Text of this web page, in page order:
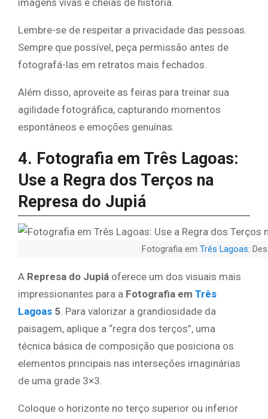
imagens vivas e cheias de história.
Lembre-se de respeitar a privacidade das pessoas.
Sempre que possível, peça permissão antes de
fotografá-las em retratos mais fechados.
Além disso, aproveite as feiras para treinar sua
agilidade fotográfica, capturando momentos
espontâneos e emoções genuínas.
4. Fotografia em Três Lagoas:
Use a Regra dos Terços na
Represa do Jupiá
Fotografia em Três Lagoas:
A Represa do Jupiá oferece um dos visuais mais
impressionantes para a Fotografia em Três
Lagoas 5 . Para valorizar a grandiosidade da
paisagem, aplique a “regra dos terços”, uma
técnica básica de composição que posiciona os
elementos principais nas interseções imaginárias
de uma grade 3×3.
Coloque o horizonte no terço superior ou inferior